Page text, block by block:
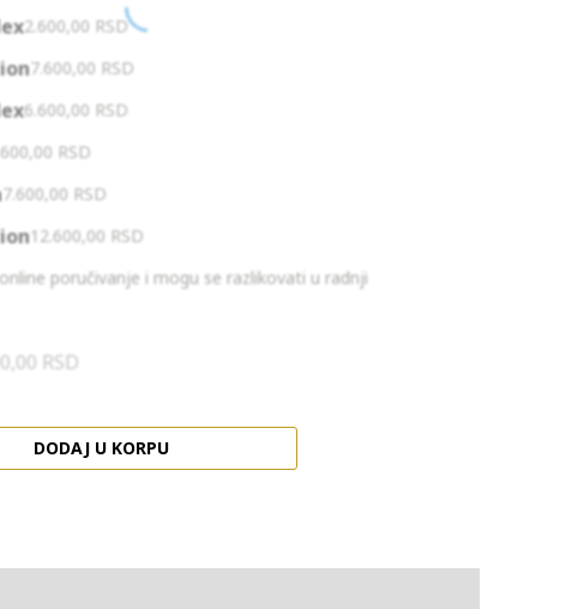
2.600,00 RSD
7.600,00 RSD
6.600,00 RSD
RSD
7.600,00 RSD
12.600,00 RSD
poručivanje i mogu se razlikovati u radnji
RSD
DODAJ U KORPU